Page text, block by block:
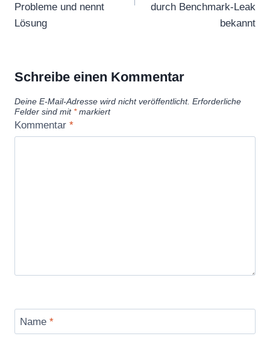
Probleme und nennt
Lösung
durch Benchmark-Leak
bekannt
Schreibe einen Kommentar
Deine E-Mail-Adresse wird nicht veröffentlicht. Erforderliche
Felder sind mit *markiert
Kommentar *
Name *